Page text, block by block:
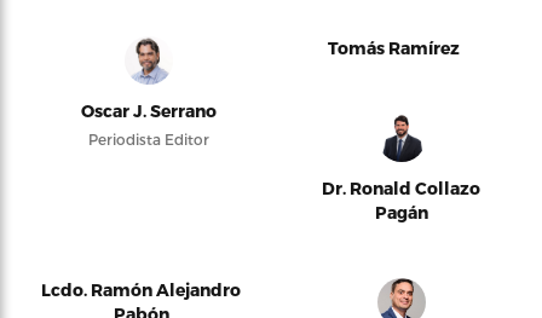
Oscar J. Serrano
Periodista Editor
Tomás Ramírez
Dr. Ronald Collazo
Pagán
Lcdo. Ramón Alejandro
Pabón